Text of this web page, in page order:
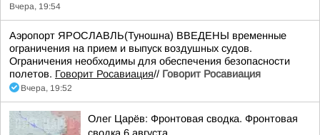
Вчера, 19:54
Аэропорт ЯРОСЛАВЛЬ(Туношна) ВВЕДЕНЫ временные
ограничения на прием и выпуск воздушных судов.
Ограничения необходимы для обеспечения безопасности
полетов. Говорит Росавиация// Говорит Росавиация
Вчера, 19:52
Олег Царёв: Фронтовая сводка. Фронтовая